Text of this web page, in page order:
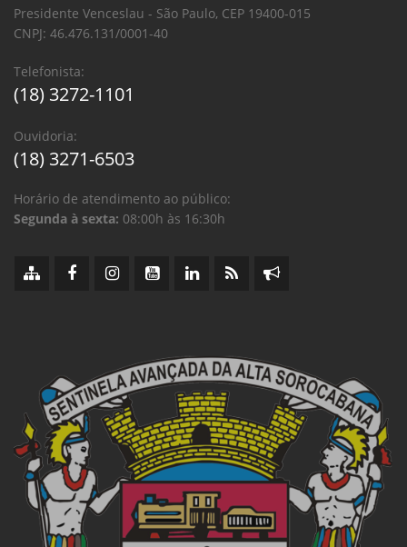
Presidente Venceslau - São Paulo, CEP 19400-015
CNPJ: 46.476.131/0001-40
Telefonista:
(18) 3272-1101
Ouvidoria:
(18) 3271-6503
Horário de atendimento ao público:
Segunda à sexta: 08:00h às 16:30h